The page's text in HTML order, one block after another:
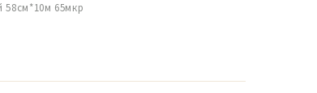
65мкр